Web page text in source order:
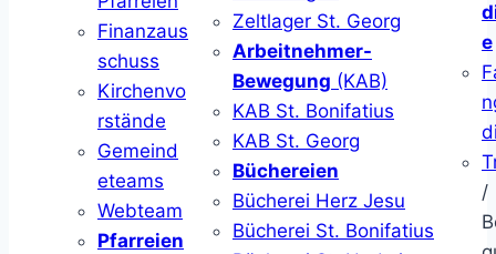
Finanzaus
schuss
Kirchenvo
rstände
Gemeind
eteams
Webteam
Pfarreien
Zeltlager St. Georg
Arbeitnehmer-
Bewegung (KAB)
KAB St. Bonifatius
KAB St. Georg
Büchereien
Bücherei Herz Jesu
Bücherei St. Bonifatius
e
/